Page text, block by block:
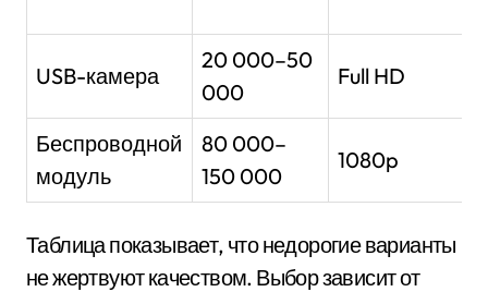
USB-камера
20 000–50
000
Full HD
Беспроводной
модуль
80 000–
150 000
1080p
Таблица показывает, что недорогие варианты
не жертвуют качеством. Выбор зависит от